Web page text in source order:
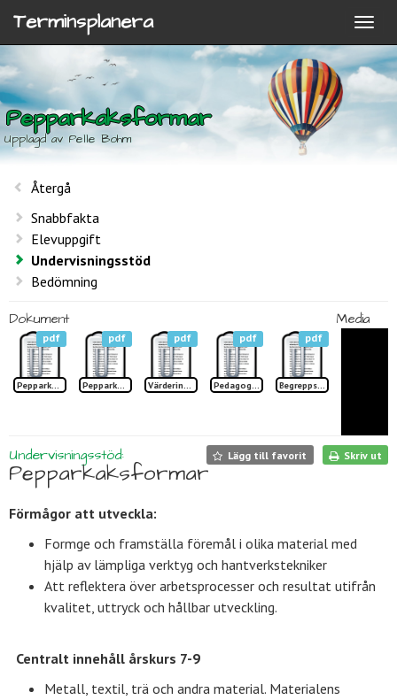
Terminsplanera
Pepparkaksformar
Upplagd av Pelle Bohm
Återgå
Snabbfakta
Elevuppgift
Undervisningsstöd
Bedömning
Dokument
pdf
Pepparkaksformar Idéblad sid 1
pdf
Pepparkaksformar Idéblad sid 2
pdf
Värdering Pepparkaksformar
pdf
Pedagogiska hjälpmedel P-formar
pdf
Begreppslista Pepparkaksformar TP
Media
Lägg till favorit Skriv ut
Undervisningsstöd:
Pepparkaksformar
Förmågor att utveckla:
Formge och framställa föremål i olika material med
hjälp av lämpliga verktyg och hantverkstekniker
Att reflektera över arbetsprocesser och resultat utifrån
kvalitet, uttryck och hållbar utveckling.
Centralt innehåll årskurs 7-9
Metall, textil, trä och andra material. Materialens